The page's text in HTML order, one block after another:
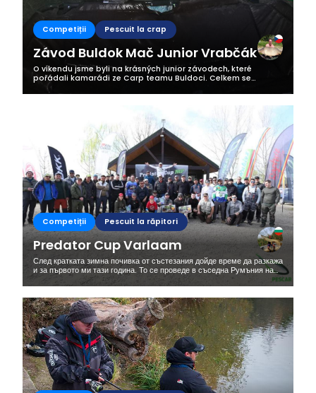
Competiții Pescuit la crap
Závod Buldok Mač Junior Vrabčák
O víkendu jsme byli na krásných junior závodech, které
pořádali kamarádi ze Carp teamu Buldoci. Celkem se
závodu zůčastnilo 19 závodních teamů. Náš team s úderným
jménem "Parma Zabiják " ve...
Competiții Pescuit la răpitori
Predator Cup Varlaam
След кратката зимна почивка от състезания дойде време да разкажа
и за първото ми тази година. То се проведе в съседна Румъния на
частно езеро за спортен риболов Варлаам, където по информация...